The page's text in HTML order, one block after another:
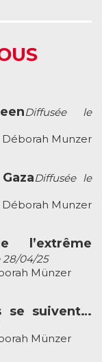
Diffusée le
Munzer
Diffusée le
Munzer
l’extrême
28/04/25
Münzer
se suivent…
Münzer